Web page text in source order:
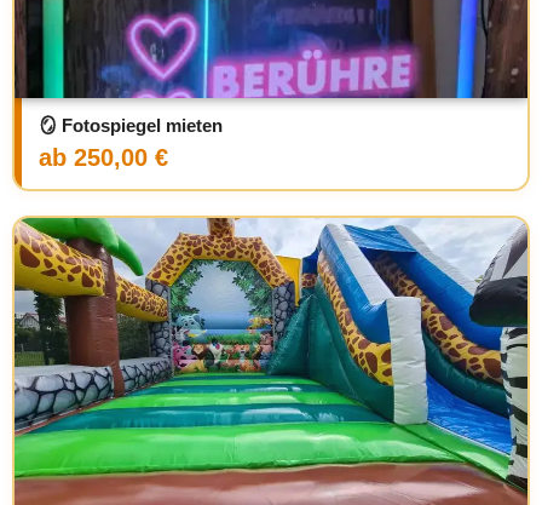
🪞 Fotospiegel mieten
ab 250,00 €